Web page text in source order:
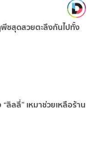
ชสุดสวยตะลึงกันไปทั้ง
ลิลลี่” เหมาช่วยเหลือร้าน